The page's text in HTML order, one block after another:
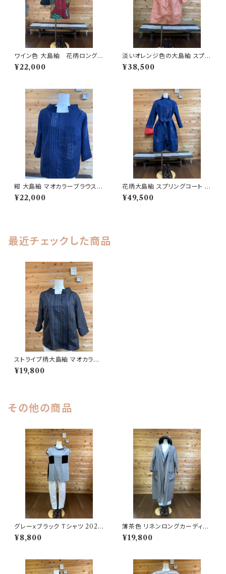
ワイン色 大島紬 花柄ロングベ
スト 202504081329
¥22,000
淡いオレンジ色の大島紬 スプリ
ングコート 202505051328
¥38,500
紺 大島紬 マオカラーブラウス 2
02504011131
¥22,000
花柄大島紬 スプリングコート 2
02503291653
¥49,500
最近チェックした商品
ストライプ柄大島紬 マオカラー
ブラウス 202504011132
¥19,800
その他の商品
グレーｘブラック Ｔシャツ 2025
06251700
¥8,800
薄茶色 リネンロングカーディガ
ン 202506251710
¥19,800